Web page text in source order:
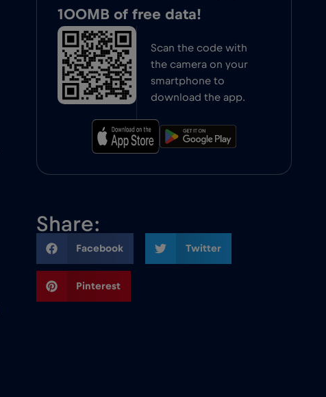
100MB of free data!
Scan the code with
the camera on your
smartphone to
download the app.
Share:
Facebook Twitter
Pinterest